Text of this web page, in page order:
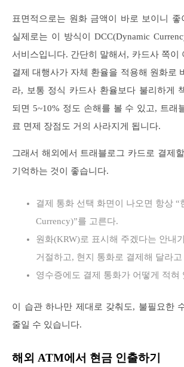
표면적으로는 원화 금액이 바로 보이니
실제로는 이 방식이 DCC(Dynamic
서비스입니다. 간단히 말해서, 카드사 쪽이
결제 대행사가 자체 환율을 적용해 원화로
라, 보통 정식 카드사 환율보다 불리하게
되면 5~10% 정도 손해를 볼 수 있고, 트래
료 면제 장점도 거의 사라지게 됩니다.
그래서 해외에서 트래블로그 카드로 결제
기억하는 것이 좋습니다.
결제 통화 선택 화면이 나오면 항상 “
Currency)”를 고른다.
원화(KRW)로 표시해 주겠다는 안내
거절하고, 현지 통화로 결제해 달라
영수증에도 결제 통화가 어떻게 적혀
이 습관 하나만 제대로 갖춰도, 불필요한
줄일 수 있습니다.
해외 ATM에서 현금 인출하기